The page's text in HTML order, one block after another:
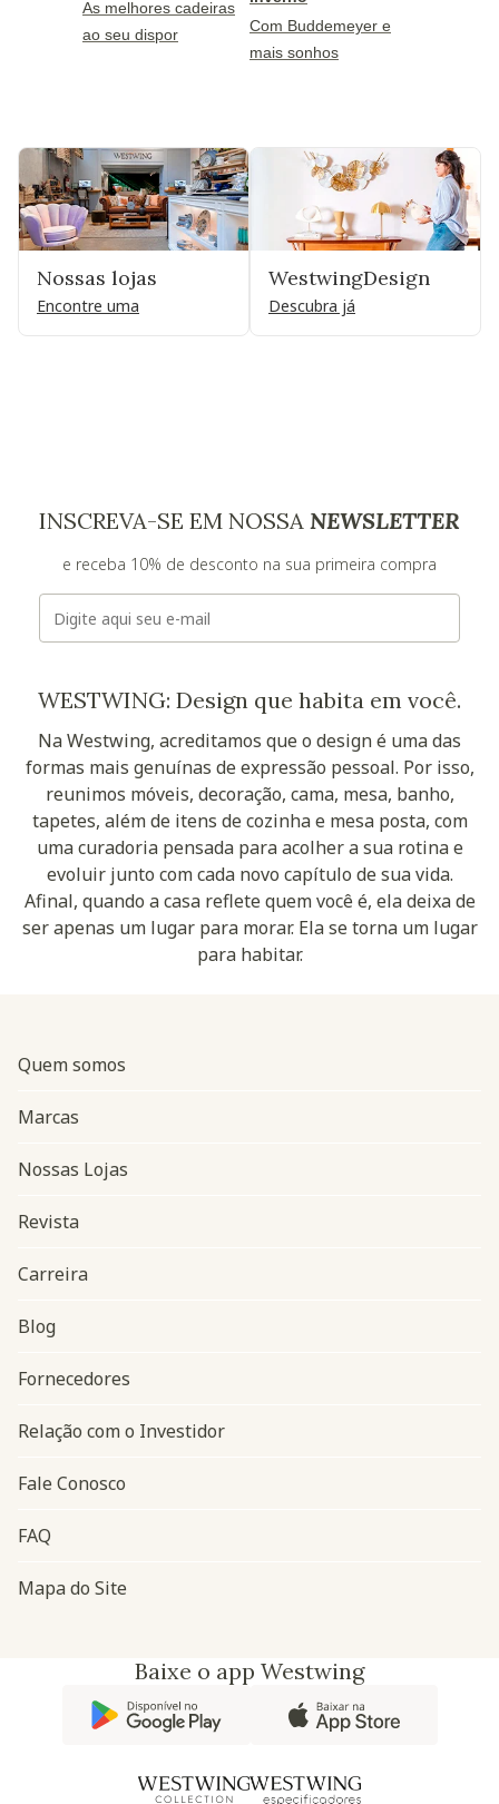
As melhores cadeiras
ao seu dispor
Com Buddemeyer e
mais sonhos
Nossas lojas
Encontre uma
WestwingDesign
Descubra já
INSCREVA-SE EM NOSSA NEWSLETTER
e receba 10% de desconto na sua primeira compra
WESTWING: Design que habita em você.
Na Westwing, acreditamos que o design é uma das
formas mais genuínas de expressão pessoal. Por isso,
reunimos móveis, decoração, cama, mesa, banho,
tapetes, além de itens de cozinha e mesa posta, com
uma curadoria pensada para acolher a sua rotina e
evoluir junto com cada novo capítulo de sua vida.
Afinal, quando a casa reflete quem você é, ela deixa de
ser apenas um lugar para morar. Ela se torna um lugar
para habitar.
Navegação do rodapé
Quem somos
Marcas
Nossas Lojas
Revista
Carreira
Blog
Fornecedores
Relação com o Investidor
Fale Conosco
FAQ
Mapa do Site
Baixe o app Westwing